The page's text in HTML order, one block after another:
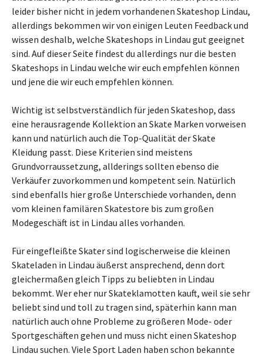
leider bisher nicht in jedem vorhandenen Skateshop Lindau,
allerdings bekommen wir von einigen Leuten Feedback und
wissen deshalb, welche Skateshops in Lindau gut geeignet
sind. Auf dieser Seite findest du allerdings nur die besten
Skateshops in Lindau welche wir euch empfehlen können
und jene die wir euch empfehlen können.
Wichtig ist selbstverständlich für jeden Skateshop, dass
eine herausragende Kollektion an Skate Marken vorweisen
kann und natürlich auch die Top-Qualität der Skate
Kleidung passt. Diese Kriterien sind meistens
Grundvorraussetzung, allderings sollten ebenso die
Verkäufer zuvorkommen und kompetent sein. Natürlich
sind ebenfalls hier große Unterschiede vorhanden, denn
vom kleinen familären Skatestore bis zum großen
Modegeschäft ist in Lindau alles vorhanden.
Für eingefleißte Skater sind logischerweise die kleinen
Skateladen in Lindau äußerst ansprechend, denn dort
gleichermaßen gleich Tipps zu beliebten in Lindau
bekommt. Wer eher nur Skateklamotten kauft, weil sie sehr
beliebt sind und toll zu tragen sind, späterhin kann man
natürlich auch ohne Probleme zu größeren Mode- oder
Sportgeschäften gehen und muss nicht einen Skateshop
Lindau suchen. Viele Sport Laden haben schon bekannte